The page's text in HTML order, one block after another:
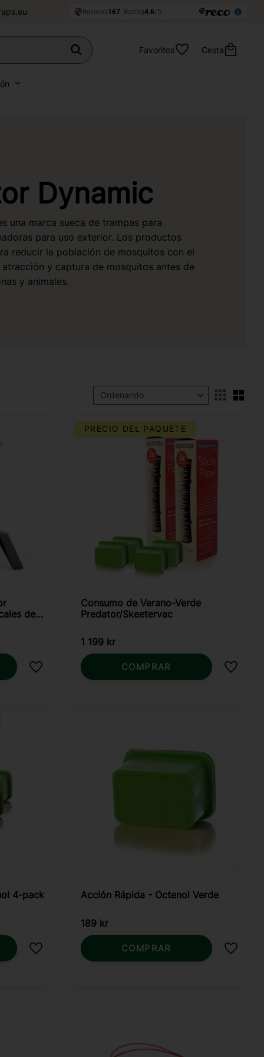
Favoritos Cesta
Dynamic
una marca sueca de trampas para
para uso exterior. Los productos
reducir la población de mosquitos con el
y captura de mosquitos antes de
y animales.
Seleccionar orden de clasificación
de
Añadir a favoritos
Consumo de Verano-Verde
Predator/Skeetervac
1 199 kr
PRECIO DEL PAQUETE
Añadir
COMPRAR
4-pack
Añadir a favoritos
Acción Rápida - Octenol Verde
189 kr
Añadir
COMPRAR